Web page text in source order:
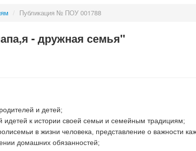
/ Публикация № ПОУ 001788
- дружная семья"
и детей;
к истории своей семьи и семейным традициям;
в жизни человека, представление о важности
домашних обязанностей;